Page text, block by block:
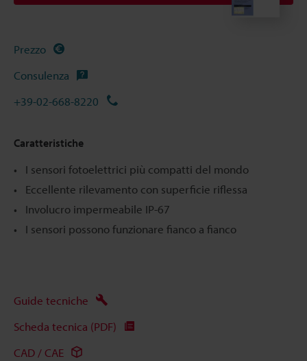
Prezzo
Consulenza
+39-02-668-8220
Caratteristiche
I sensori fotoelettrici più compatti del mondo
Eccellente rilevamento con superficie riflessa
Involucro impermeabile IP-67
I sensori possono funzionare fianco a fianco
Guide tecniche
Scheda tecnica (PDF)
CAD / CAE